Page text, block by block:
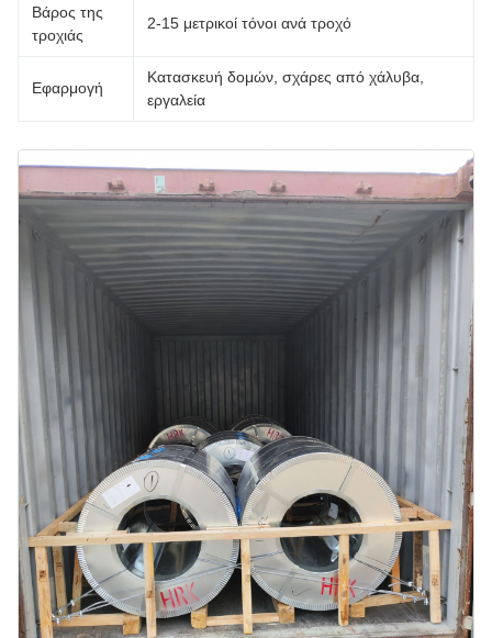
Βάρος της
τροχιάς
2-15 μετρικοί τόνοι ανά τροχό
Εφαρμογή
Κατασκευή δομών, σχάρες από χάλυβα,
εργαλεία